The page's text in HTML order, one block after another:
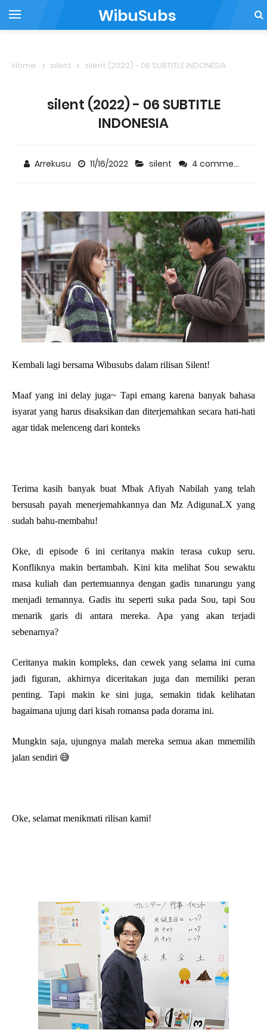
WibuSubs
Home silent silent (2022) - 06 SUBTITLE INDONESIA
silent (2022) - 06 SUBTITLE
INDONESIA
Arrekusu 11/16/2022 silent 4 comments
Kembali lagi bersama Wibusubs dalam rilisan Silent!
Maaf yang ini delay juga~ Tapi emang karena banyak bahasa
isyarat yang harus disaksikan dan diterjemahkan secara hati-hati
agar tidak melenceng dari konteks
Terima kasih banyak buat Mbak Afiyah Nabilah yang telah
bersusah payah menerjemahkannya dan Mz AdigunaLX yang
sudah bahu-membahu!
Oke, di episode 6 ini ceritanya makin terasa cukup seru.
Konfliknya makin bertambah. Kini kita melihat Sou sewaktu
masa kuliah dan pertemuannya dengan gadis tunarungu yang
menjadi temannya. Gadis itu seperti suka pada Sou, tapi Sou
menarik garis di antara mereka. Apa yang akan terjadi
sebenarnya?
Ceritanya makin kompleks, dan cewek yang selama ini cuma
jadi figuran, akhirnya diceritakan juga dan memiliki peran
penting. Tapi makin ke sini juga, semakin tidak kelihatan
bagaimana ujung dari kisah romansa pada dorama ini.
Mungkin saja, ujungnya malah mereka semua akan mmemilih
jalan sendiri 😅
Oke, selamat menikmati rilisan kami!